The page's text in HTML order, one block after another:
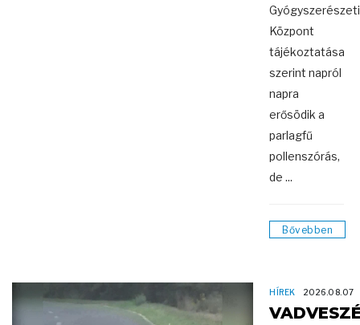
Gyógyszerészeti
Központ
tájékoztatása
szerint napról
napra
erősödik a
parlagfű
pollenszórás,
de ...
Bővebben
HÍREK 2026.08.07